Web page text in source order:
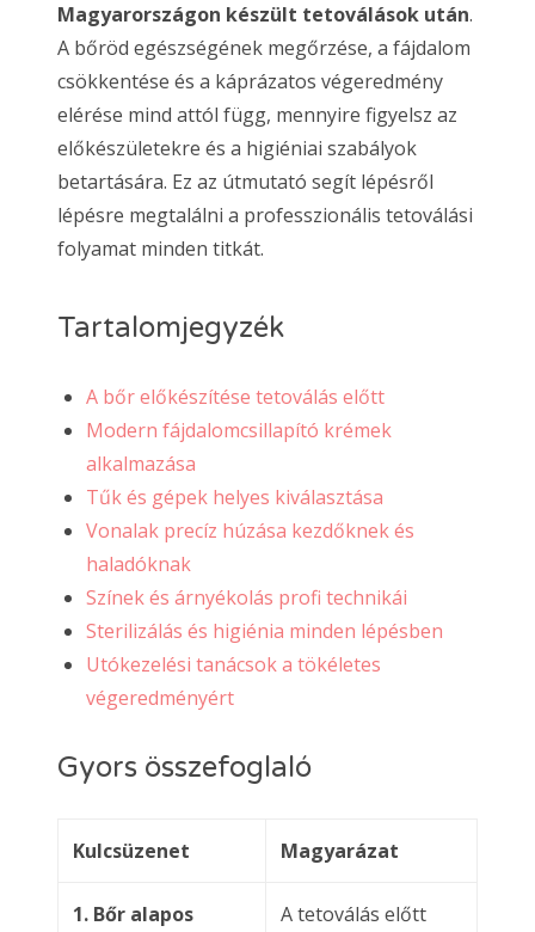
Magyarországon készült tetoválások után.
A bőröd egészségének megőrzése, a fájdalom
csökkentése és a káprázatos végeredmény
elérése mind attól függ, mennyire figyelsz az
előkészületekre és a higiéniai szabályok
betartására. Ez az útmutató segít lépésről
lépésre megtalálni a professzionális tetoválási
folyamat minden titkát.
Tartalomjegyzék
A bőr előkészítése tetoválás előtt
Modern fájdalomcsillapító krémek
alkalmazása
Tűk és gépek helyes kiválasztása
Vonalak precíz húzása kezdőknek és
haladóknak
Színek és árnyékolás profi technikái
Sterilizálás és higiénia minden lépésben
Utókezelési tanácsok a tökéletes
végeredményért
Gyors összefoglaló
Kulcsüzenet Magyarázat
1. Bőr alapos
A tetoválás előtt